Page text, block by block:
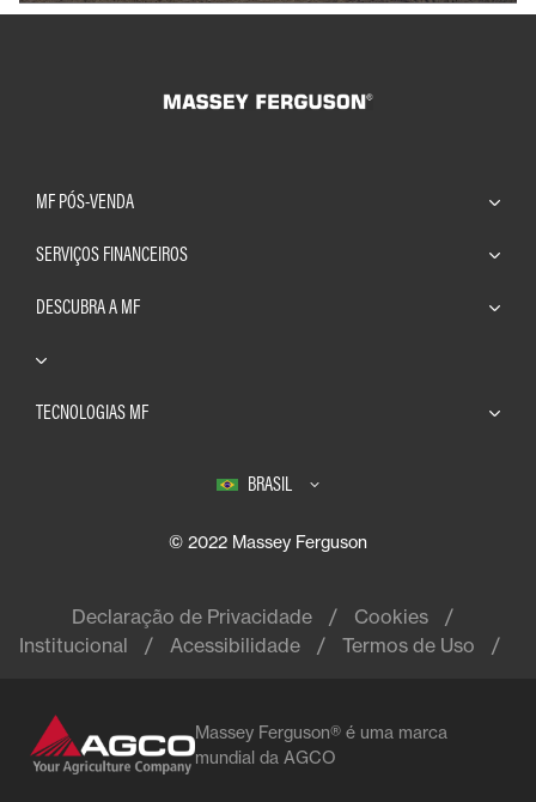
MF PÓS-VENDA
SERVIÇOS FINANCEIROS
DESCUBRA A MF
TECNOLOGIAS MF
BRASIL
© 2022 Massey Ferguson
Declaração de Privacidade
Cookies
Institucional
Acessibilidade Termos de Uso
Massey Ferguson® é uma marca
mundial da AGCO